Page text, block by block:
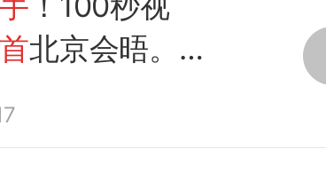
北京会晤。